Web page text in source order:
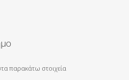
παρακάτω στοιχεία